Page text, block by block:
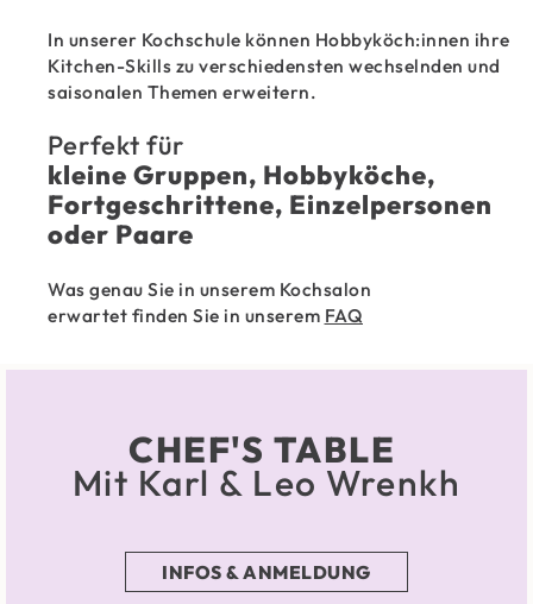
In unserer Kochschule können Hobbyköch:innen ihre
Kitchen-Skills zu verschiedensten wechselnden und
saisonalen Themen erweitern.
Perfekt für
kleine Gruppen, Hobbyköche,
Fortgeschrittene, Einzelpersonen
oder Paare
Was genau Sie in unserem Kochsalon
erwartet finden Sie in unserem FAQ
CHEF'S TABLE
Mit Karl & Leo Wrenkh
INFOS & ANMELDUNG